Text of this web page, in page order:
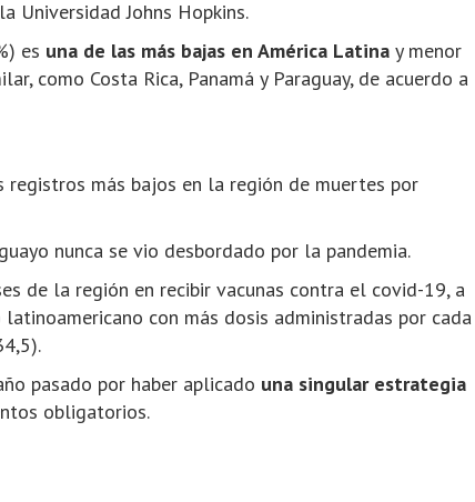
Universidad Johns Hopkins.
es una de las más bajas en América Latina y menor
como Costa Rica, Panamá y Paraguay, de acuerdo a
registros más bajos en la región de muertes por
nunca se vio desbordado por la pandemia.
de la región en recibir vacunas contra el covid-19, a
con más dosis administradas por cada
pasado por haber aplicado una singular estrategia
obligatorios.